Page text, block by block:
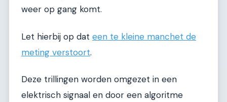
weer op gang komt.
Let hierbij op dat een te kleine manchet de
meting verstoort.
Deze trillingen worden omgezet in een
elektrisch signaal en door een algoritme